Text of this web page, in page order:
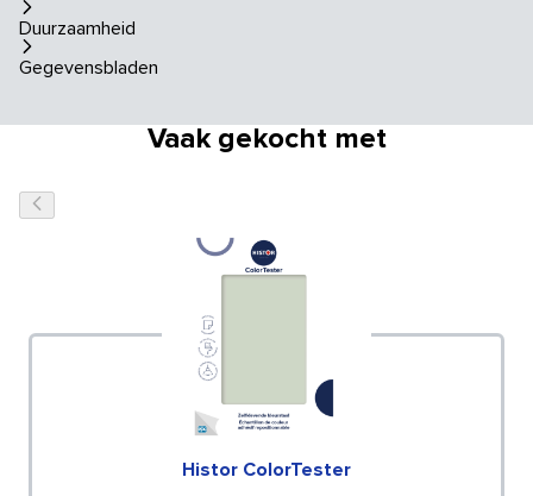
Duurzaamheid
Gegevensbladen
Vaak gekocht met
Histor ColorTester